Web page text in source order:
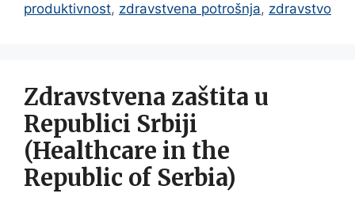
produktivnost, zdravstvena potrošnja, zdravstvo
Zdravstvena zaštita u
Republici Srbiji
(Healthcare in the
Republic of Serbia)